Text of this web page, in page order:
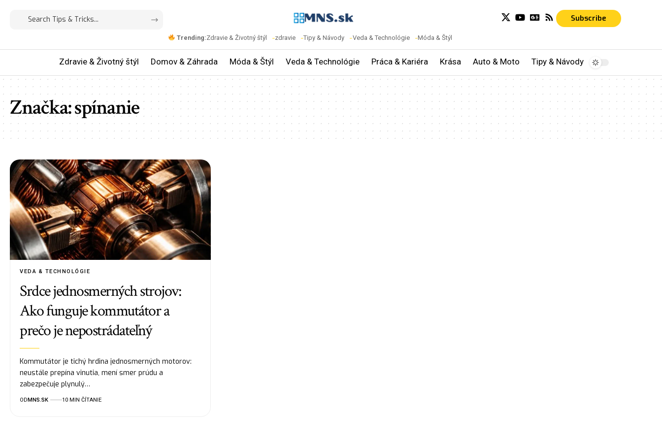
Trending:Zdravie & Životný štýl zdravie Tipy & Návody Veda & Technológie Móda & Štýl
Subscribe
Zdravie & Životný štýl Domov & Záhrada Móda & Štýl Veda & Technológie Práca & Kariéra Krása Auto & Moto Tipy & Návody
Značka:spínanie
VEDA & TECHNOLÓGIE
Srdce jednosmerných strojov:
Ako funguje kommutátor a
prečo je nepostrádateľný
Kommutátor je tichý hrdina jednosmerných motorov:
neustále prepína vinutia, mení smer prúdu a
zabezpečuje plynulý…
ODMNS.SK 10 MIN ČÍTANIE